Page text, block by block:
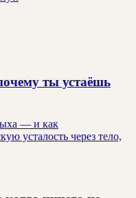
ты устаёшь
— и как
усталость через тело,